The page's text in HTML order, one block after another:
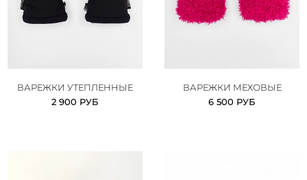
ВАРЕЖКИ УТЕПЛЕННЫЕ
2 900 РУБ
ВАРЕЖКИ МЕХОВЫЕ
6 500 РУБ